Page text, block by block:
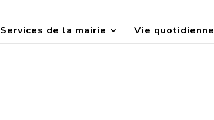
Services de la mairie Vie quotidienne